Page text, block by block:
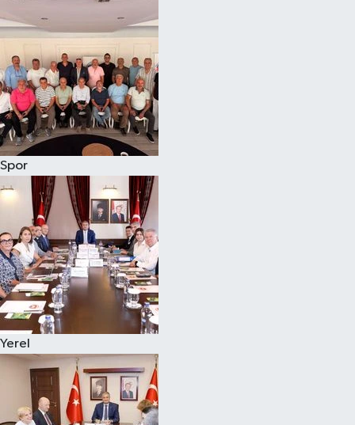
Spor
Yerel
Magazin
Özel
Resmi İlanlar
Sağlık
Siyaset
Spor
Yaşam
Yerel Yönetimler
Yurttan